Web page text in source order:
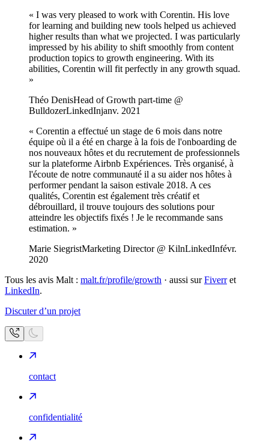
« I was very pleased to work with Corentin. His love
for learning and building new tools helped us achieved
higher results than what we projected. I was particularly
impressed by his ability to shift smoothly from content
production topics to growth engineering. With its
abilities, Corentin will fit perfectly in any growth squad.
»
Théo DenisHead of Growth part-time @
BulldozerLinkedInjanv. 2021
« Corentin a effectué un stage de 6 mois dans notre
équipe où il a été en charge à la fois de l'onboarding de
nos nouveaux hôtes et du recrutement de professionnels
sur la plateforme Airbnb Expériences. Très organisé, à
l'écoute de notre communauté il a su aider nos hôtes à
performer pendant la saison estivale 2018. A ces
qualités, Corentin est également très créatif et
débrouillard, il trouve toujours des solutions pour
atteindre les objectifs fixés ! Je le recommande sans
estimation. »
Marie SiegristMarketing Director @ KilnLinkedInfévr.
2020
Tous les avis Malt : malt.fr/profile/growth · aussi sur Fiverret
LinkedIn.
Discuter d’un projet
contact
confidentialité